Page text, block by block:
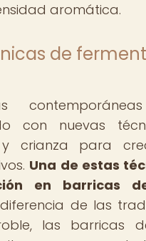
aromática.
de
con nuevas
y crianza para
Una de estas
en barricas
de las
las barricas